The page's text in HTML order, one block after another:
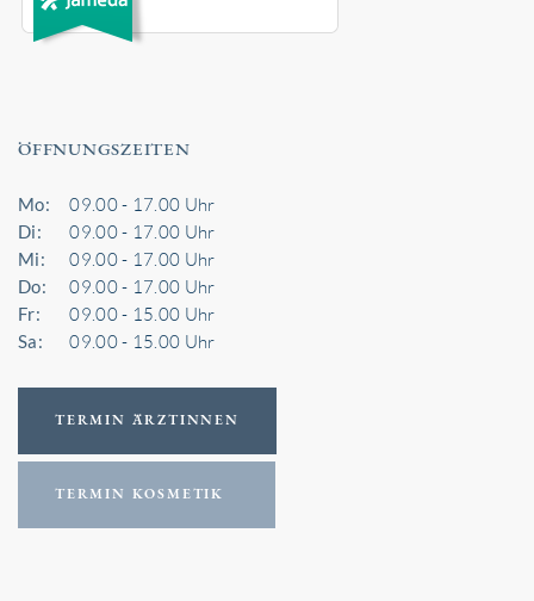
ÖFFNUNGSZEITEN
Mo: 09.00 - 17.00 Uhr
Di: 09.00 - 17.00 Uhr
Mi: 09.00 - 17.00 Uhr
Do: 09.00 - 17.00 Uhr
Fr: 09.00 - 15.00 Uhr
Sa: 09.00 - 15.00 Uhr
TERMIN ÄRZTINNEN
TERMIN KOSMETIK